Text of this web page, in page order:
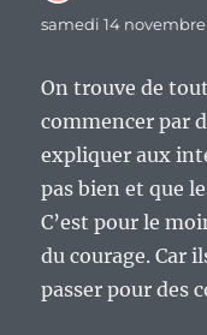
samedi 14
On trouve de
commencer par
expliquer aux
pas bien et que
C’est pour le
du courage. Car
passer pour des